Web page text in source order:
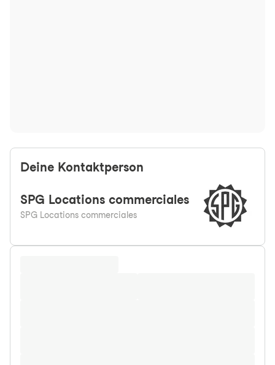
Deine Kontaktperson
SPG Locations commerciales
SPG Locations commerciales